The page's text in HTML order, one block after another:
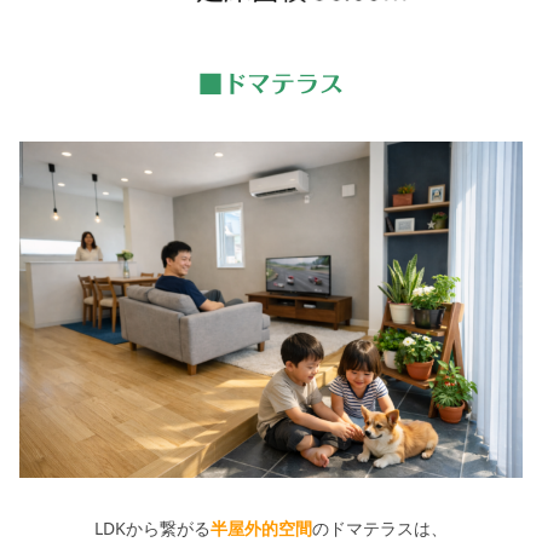
■ドマテラス
LDKから繋がる半屋外的空間のドマテラスは、